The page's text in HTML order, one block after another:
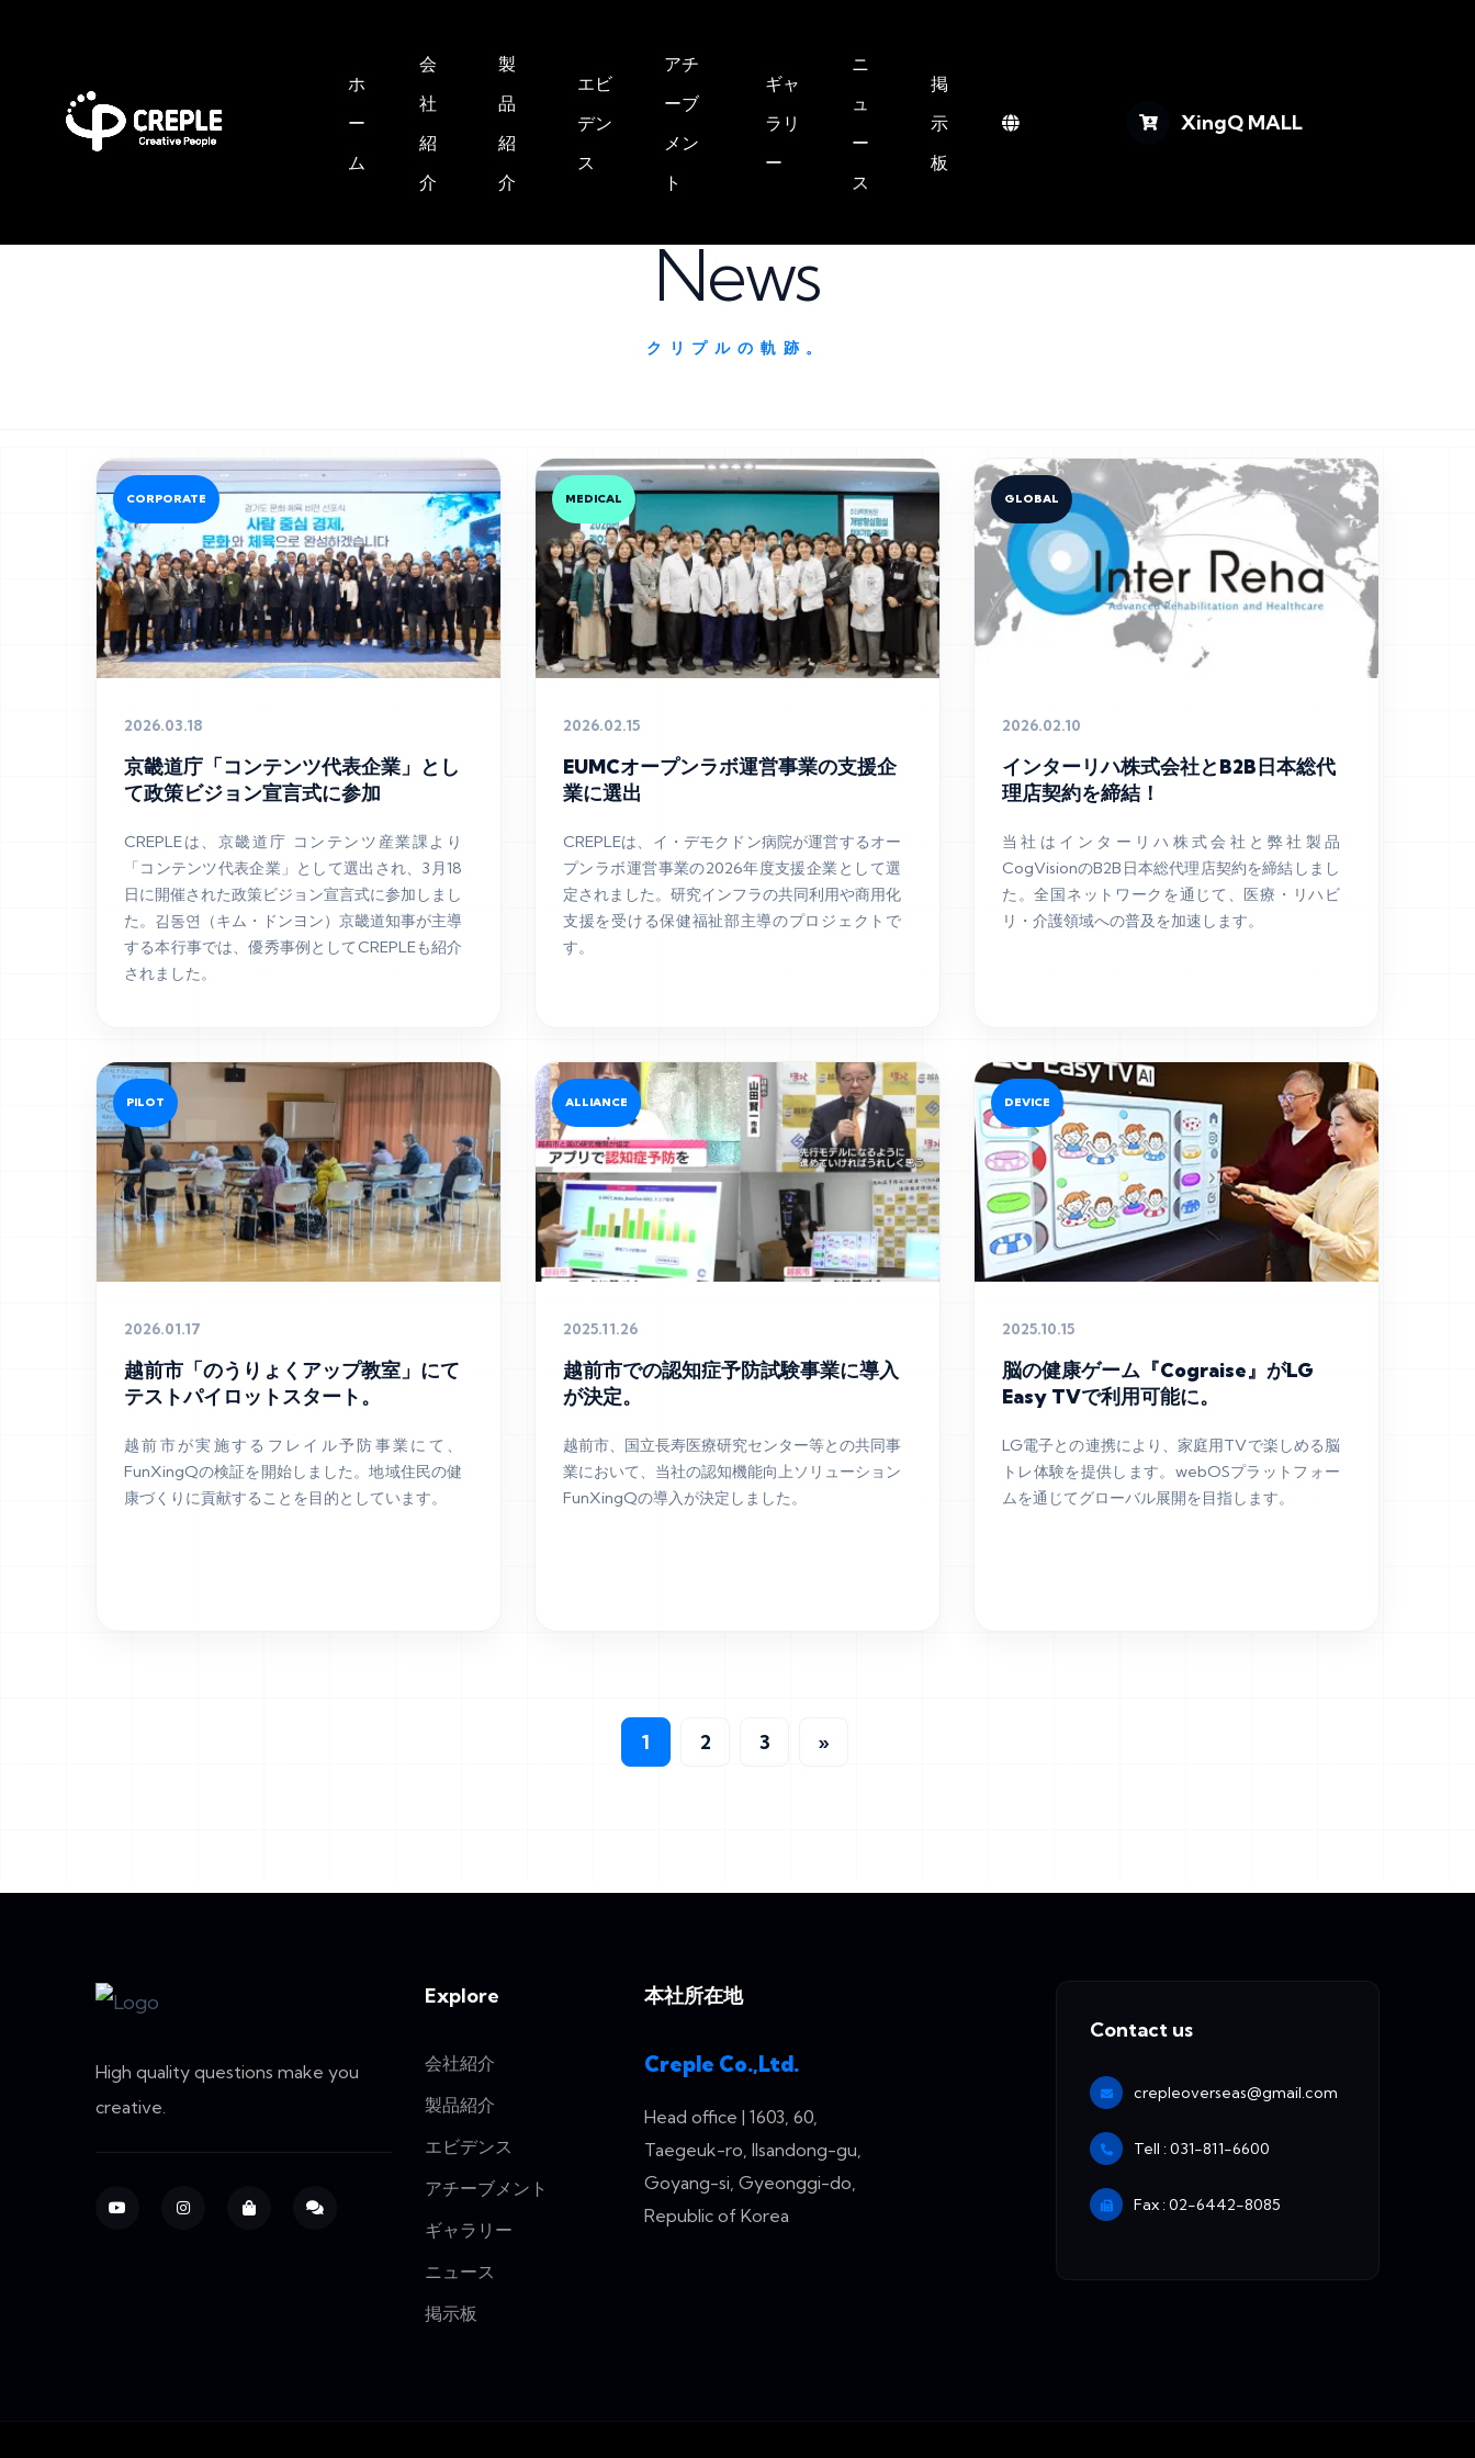
ホ
ー
ム
会
社
紹
介
製
品
紹
介
エビ
デン
ス
アチ
ーブ
メン
ト
ギャ
ラリ
ー
ニ
ュ
ー
ス
掲
示
板
XingQ MALL
News
クリプルの軌跡。
CORPORATE
2026.03.18
京畿道庁「コンテンツ代表企業」とし
て政策ビジョン宣言式に参加
CREPLEは、京畿道庁 コンテンツ産業課より
「コンテンツ代表企業」として選出され、3月18
日に開催された政策ビジョン宣言式に参加しまし
た。김동연（キム・ドンヨン）京畿道知事が主導
する本行事では、優秀事例としてCREPLEも紹介
されました。
MEDICAL
2026.02.15
EUMCオープンラボ運営事業の支援企
業に選出
CREPLEは、イ・デモクドン病院が運営するオー
プンラボ運営事業の2026年度支援企業として選
定されました。研究インフラの共同利用や商用化
支援を受ける保健福祉部主導のプロジェクトで
す。
GLOBAL
2026.02.10
インターリハ株式会社とB2B日本総代
理店契約を締結！
当社はインターリハ株式会社と弊社製品
CogVisionのB2B日本総代理店契約を締結しまし
た。全国ネットワークを通じて、医療・リハビ
リ・介護領域への普及を加速します。
PILOT
2026.01.17
越前市「のうりょくアップ教室」にて
テストパイロットスタート。
越前市が実施するフレイル予防事業にて、
FunXingQの検証を開始しました。地域住民の健
康づくりに貢献することを目的としています。
ALLIANCE
2025.11.26
越前市での認知症予防試験事業に導入
が決定。
越前市、国立長寿医療研究センター等との共同事
業において、当社の認知機能向上ソリューション
FunXingQの導入が決定しました。
DEVICE
2025.10.15
脳の健康ゲーム『Cograise』がLG
Easy TVで利用可能に。
LG電子との連携により、家庭用TVで楽しめる脳
トレ体験を提供します。webOSプラットフォー
ムを通じてグローバル展開を目指します。
1 2 3 »
High quality questions make you
creative.
Explore
会社紹介
製品紹介
エビデンス
アチーブメント
ギャラリー
ニュース
掲示板
本社所在地
Creple Co.,Ltd.
Head office | 1603, 60,
Taegeuk-ro, Ilsandong-gu,
Goyang-si, Gyeonggi-do,
Republic of Korea
Contact us
crepleoverseas@gmail.com
Tell : 031-811-6600
Fax : 02-6442-8085